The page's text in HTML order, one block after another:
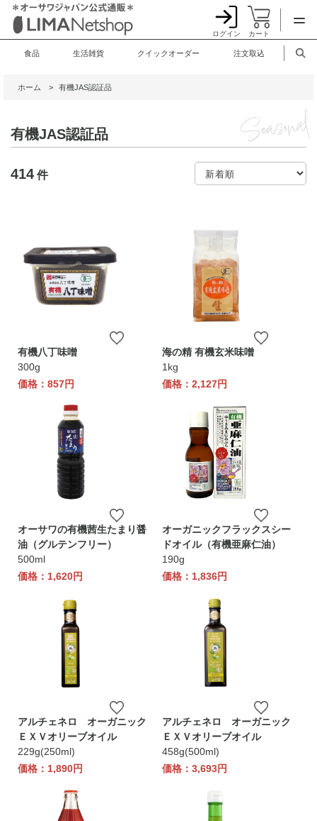
ログイン カート
食品 生活雑貨 クイックオーダー 注文取込
ホーム > 有機JAS認証品
有機JAS認証品
414 件
有機八丁味噌
300g
価格：857円
海の精 有機玄米味噌
1kg
価格：2,127円
オーサワの有機茜生たまり醤
油（グルテンフリー）
500ml
価格：1,620円
オーガニックフラックスシー
ドオイル（有機亜麻仁油）
190g
価格：1,836円
アルチェネロ オーガニック
ＥＸＶオリーブオイル
229g(250ml)
価格：1,890円
アルチェネロ オーガニック
ＥＸＶオリーブオイル
458g(500ml)
価格：3,693円